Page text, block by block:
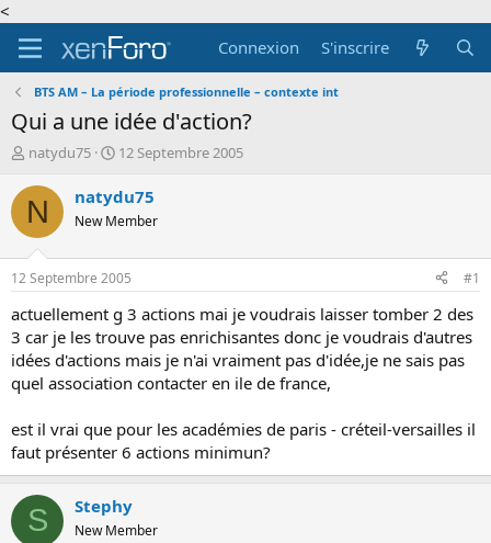
<
Connexion
S'inscrire
BTS AM – La période professionnelle – contexte int
Qui a une idée d'action?
A
t
e
r
d
e
l
d
i
s
u
s
o
n
natydu75
D
t
d
d
é
b
u
t
12 Septembre 2005
N natydu75
New Member
12 Septembre 2005 #1
actuellement g 3 actions mai je voudrais laisser tomber 2 des
3 car je les trouve pas enrichisantes donc je voudrais d'autres
idées d'actions mais je n'ai vraiment pas d'idée,je ne sais pas
quel association contacter en ile de france,
est il vrai que pour les académies de paris - créteil-versailles il
faut présenter 6 actions minimun?
S Stephy
New Member